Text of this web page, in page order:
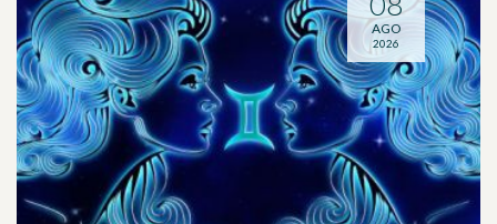
AGO
2026